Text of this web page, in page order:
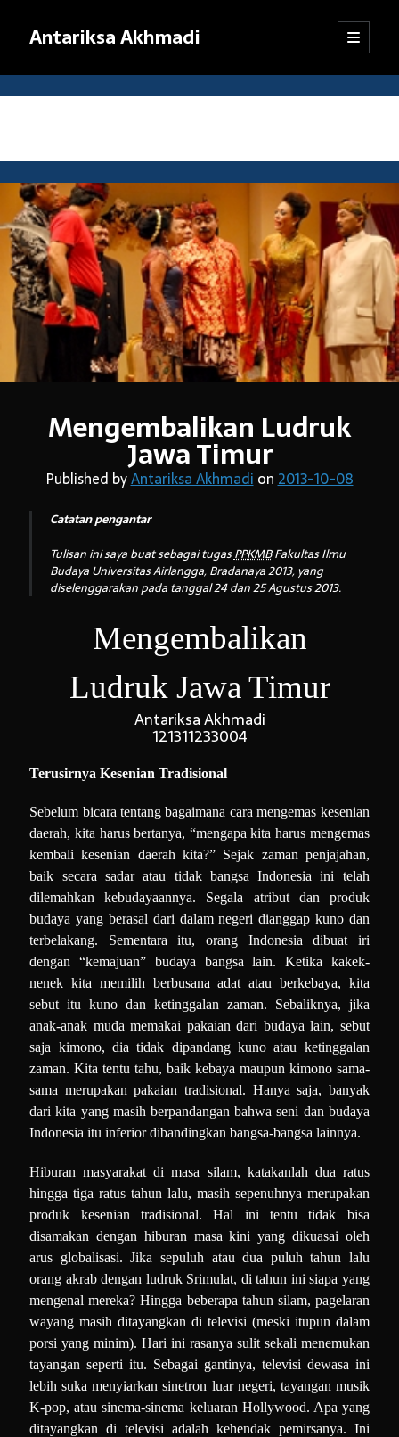
Antariksa Akhmadi
open
primary
Sidebar
Librarian, information junkie, and perpetual dilettante. Likes anything
Catatan:
Blog ini adalah kumpulan tulisan yang dibuat oleh saya semenjak
SMP kelas VIII (sekarang saya sudah bekerja). Dari mula-mula menulis
blog hingga sekarang, pendapat dan pemikiran saya sudah jauh
berubah. Oleh karena itu, mohon kebijaksanaan pembaca dalam
menanggapi tulisan-tulisan yang sudah lama.
Jika ada komentar yang tidak termuat, kemungkinan besar
tanggapan itu tersangkut sistemanti-spamWordPress. Pasti akan
saya kembalikan, kok.
Arsip:
Search
Mengembalikan Ludruk
Jawa Timur
Published byAntariksa Akhmadi on 2013-10-08
Catatan pengantar
Tulisan ini saya buat sebagai tugasPPKMBFakultas Ilmu
Budaya Universitas Airlangga, Bradanaya 2013, yang
diselenggarakan pada tanggal 24 dan 25 Agustus 2013.
Mengembalikan
Ludruk Jawa Timur
Antariksa Akhmadi
121311233004
Terusirnya Kesenian Tradisional
Sebelum bicara tentang bagaimana cara mengemas kesenian
daerah, kita harus bertanya, “mengapa kita harus mengemas
kembali kesenian daerah kita?” Sejak zaman penjajahan,
baik secara sadar atau tidak bangsa Indonesia ini telah
dilemahkan kebudayaannya. Segala atribut dan produk
budaya yang berasal dari dalam negeri dianggap kuno dan
terbelakang. Sementara itu, orang Indonesia dibuat iri
dengan “kemajuan” budaya bangsa lain. Ketika kakek-
nenek kita memilih berbusana adat atau berkebaya, kita
sebut itu kuno dan ketinggalan zaman. Sebaliknya, jika
anak-anak muda memakai pakaian dari budaya lain, sebut
saja kimono, dia tidak dipandang kuno atau ketinggalan
zaman. Kita tentu tahu, baik kebaya maupun kimono sama-
sama merupakan pakaian tradisional. Hanya saja, banyak
dari kita yang masih berpandangan bahwa seni dan budaya
Indonesia itu inferior dibandingkan bangsa-bangsa lainnya.
Hiburan masyarakat di masa silam, katakanlah dua ratus
hingga tiga ratus tahun lalu, masih sepenuhnya merupakan
produk kesenian tradisional. Hal ini tentu tidak bisa
disamakan dengan hiburan masa kini yang dikuasai oleh
arus globalisasi. Jika sepuluh atau dua puluh tahun lalu
orang akrab dengan ludruk Srimulat, di tahun ini siapa yang
mengenal mereka? Hingga beberapa tahun silam, pagelaran
wayang masih ditayangkan di televisi (meski itupun dalam
porsi yang minim). Hari ini rasanya sulit sekali menemukan
tayangan seperti itu. Sebagai gantinya, televisi dewasa ini
lebih suka menyiarkan sinetron luar negeri, tayangan musik
K-pop, atau sinema-sinema keluaran Hollywood. Apa yang
ditayangkan di televisi adalah kehendak pemirsanya. Ini